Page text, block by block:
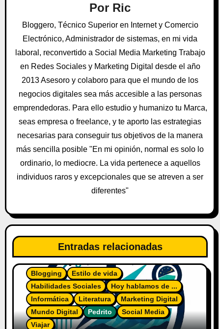
e
e
n
t
r
a
d
a
Por Ric
Bloggero, Técnico Superior en Internet y Comercio
Electrónico, Administrador de sistemas, en mi vida
laboral, reconvertido a Social Media Marketing Trabajo
en Redes Sociales y Marketing Digital desde el año
2013 Asesoro y colaboro para que el mundo de los
negocios digitales sea más accesible a las personas
emprendedoras. Para ello estudio y humanizo tu Marca,
seas empresa o freelance, y te aporto las estrategias
necesarias para conseguir tus objetivos de la manera
más sencilla posible "En mi opinión, normal es solo lo
ordinario, lo mediocre. La vida pertenece a aquellos
individuos raros y excepcionales que se atreven a ser
diferentes"
Entradas relacionadas
Blogging
Estilo de vida
Habilidades Sociales
Hoy hablamos de ...
Informática
Literatura
Marketing Digital
Mundo Digital
Pedrito
Social Media
Viajar